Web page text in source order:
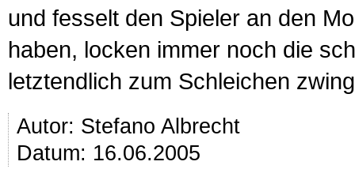
und fesselt den Spieler an den
haben, locken immer noch die
letztendlich zum Schleichen
Autor: Stefano Albrecht
Datum: 16.06.2005